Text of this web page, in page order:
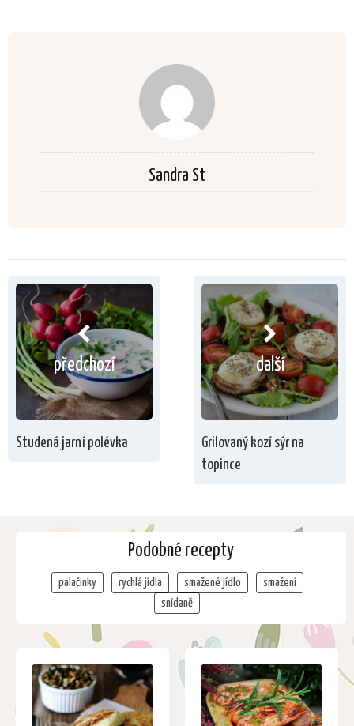
Sandra St
předchozí
Studená jarní polévka
další
Grilovaný kozí sýr na
topince
Podobné recepty
palačinky rychlá jídla smažené jídlo
smažení
snídaně